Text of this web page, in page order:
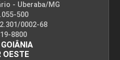
- Uberaba/MG
500
0002-68
8800
OESTE